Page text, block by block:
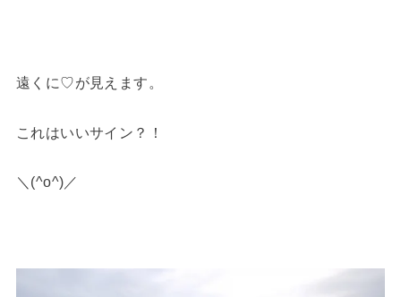
遠くに♡が見えます。
これはいいサイン？！
＼(^o^)／